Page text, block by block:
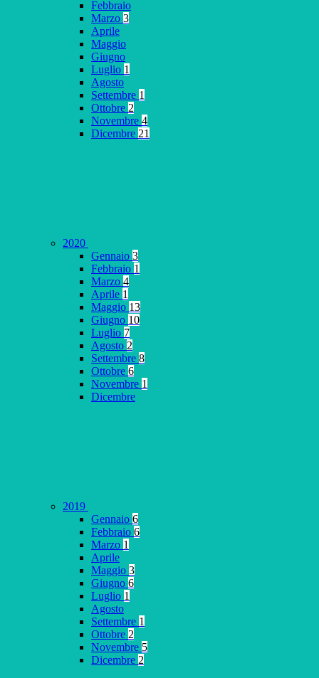
Febbraio
Marzo 3
Aprile
Maggio
Giugno
Luglio 1
Agosto
Settembre 1
Ottobre 2
Novembre 4
Dicembre 21
2020
Gennaio 3
Febbraio 1
Marzo 4
Aprile 1
Maggio 13
Giugno 10
Luglio 7
Agosto 2
Settembre 8
Ottobre 6
Novembre 1
Dicembre
2019
Gennaio 6
Febbraio 6
Marzo 1
Aprile
Maggio 3
Giugno 6
Luglio 1
Agosto
Settembre 1
Ottobre 2
Novembre 5
Dicembre 2